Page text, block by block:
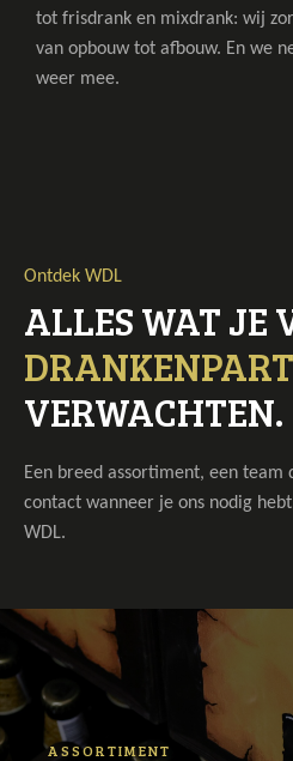
tot frisdrank en mixdrank: wij
van opbouw tot afbouw. En we
weer mee.
Ontdek WDL
ALLES WAT JE
VERWACHTEN.
Een breed assortiment, een
contact wanneer je ons nodig
WDL.
ASSORTIMENT
a